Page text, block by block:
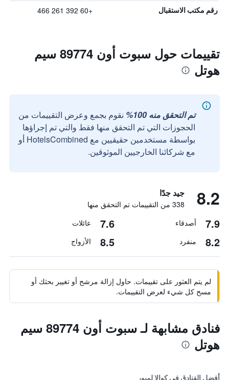
رقم مكتب الاستقبال +60 392 261 466
تقييمات حول سبوت أون 89774 سيم
هوتل
تم التحقق منه 100%
نقوم بجمع وعرض التقييمات من
الحجوزات التي تم التحقق منها فقط والتي تم إجراؤها
بواسطة مستخدمين حقيقيين مع HotelsCombined أو
مع شركائنا الخارجيين الموثوقين.
8.2 جيد جدًا
338 من التقييمات تم التحقق منها
7.9 أصدقاء 7.6 عائلات
8.2 منفرد 8.5 الأزواج
لم يتم العثور على تقييمات. حاول إزالة مرشح أو تغيير بحثك أو
مسح كل شيء لعرض التقييمات.
فنادق مشابهة لـ سبوت أون 89774 سيم
هوتل
أفضل الفنادق في كوالا لمبور